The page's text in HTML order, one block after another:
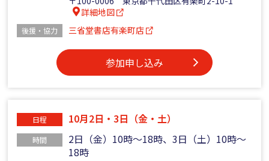
詳細地図
後援・協力 三省堂書店有楽町店
参加申し込み
日程 10月2日・3日（金・土）
時間
2日（金）10時～18時、3日（土）10時～
18時